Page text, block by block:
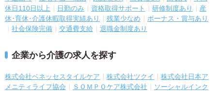
休日110日以上
日勤のみ 資格取得サポート 研修制度あり
産
休･育休･介護休暇取得実績あり
残業少なめ
ボーナス・賞与あり
社会保険完備
交通費支給 退職金制度あり
企業から介護の求人を探す
株式会社ベネッセスタイルケア 株式会社ツクイ
株式会社日本ア
メニティライフ協会
ＳＯＭＰＯケア株式会社
ソーシャルインク